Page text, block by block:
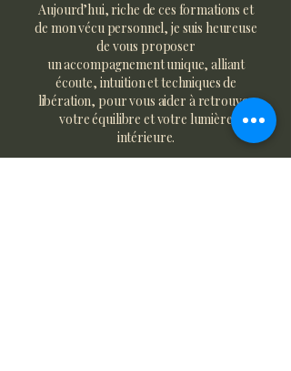
Aujourd’hui, riche de ces formations et
de mon vécu personnel, je suis heureuse
de vous proposer
un accompagnement unique, alliant
écoute, intuition et techniques de
libération, pour vous aider à retrouver
votre équilibre et votre lumière
intérieure.